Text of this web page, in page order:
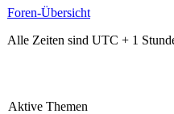
Foren-Übersicht
Alle Zeiten sind UTC + 1
Aktive Themen